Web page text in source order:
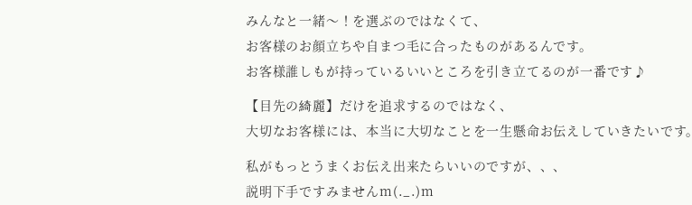
みんなと一緒～！を選ぶのではなくて、
お客様のお顔立ちや自まつ毛に合ったものがあるんです。
お客様誰しもが持っているいいところを引き立てるのが一番です♪
【目先の綺麗】だけを追求するのではなく、
大切なお客様には、本当に大切なことを一生懸命お伝えしていきたいです。
私がもっとうまくお伝え出来たらいいのですが、、、
説明下手ですみませんm(._.)m